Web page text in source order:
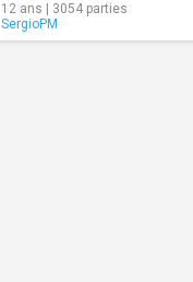
12 ans | 3054 parties
SergioPM